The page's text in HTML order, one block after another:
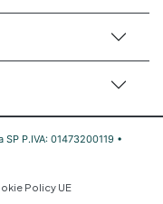
P.IVA: 01473200119 •
Policy UE